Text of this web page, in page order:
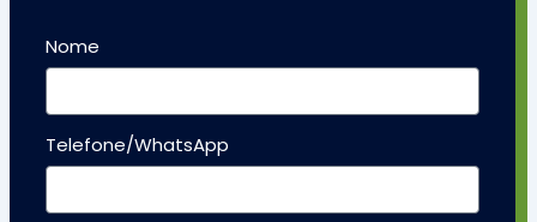
Nome
Telefone/WhatsApp